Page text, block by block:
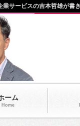
ーム
Home
業サービスの吉本哲雄が書